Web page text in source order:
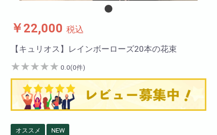
￥22,000 税込
【キュリオス】レインボーローズ20本の花束
★★★★★ 0.0(0件)
オススメ NEW